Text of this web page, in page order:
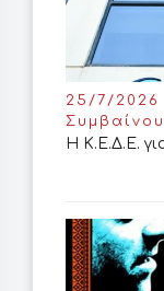
25/7/2026
Η Κ.Ε.Δ.Ε.